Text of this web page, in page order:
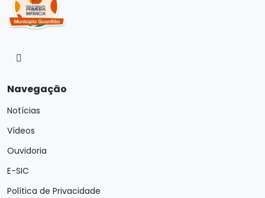
Navegação
Notícias
Vídeos
Ouvidoria
E-SIC
Política de Privacidade